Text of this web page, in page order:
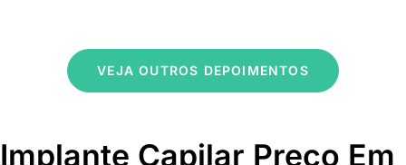
VEJA OUTROS DEPOIMENTOS
Implante Capilar Preço Em